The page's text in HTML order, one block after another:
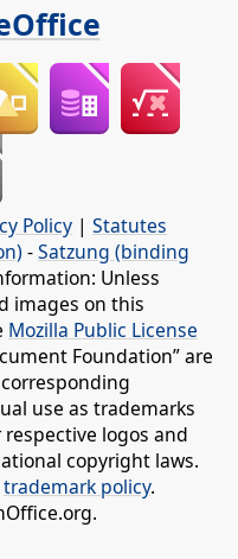
Policy | Statutes
-Satzung (binding
Unless
images on this
Mozilla Public License
Foundation” are
use as trademarks
logos and
copyright laws.
trademark policy.